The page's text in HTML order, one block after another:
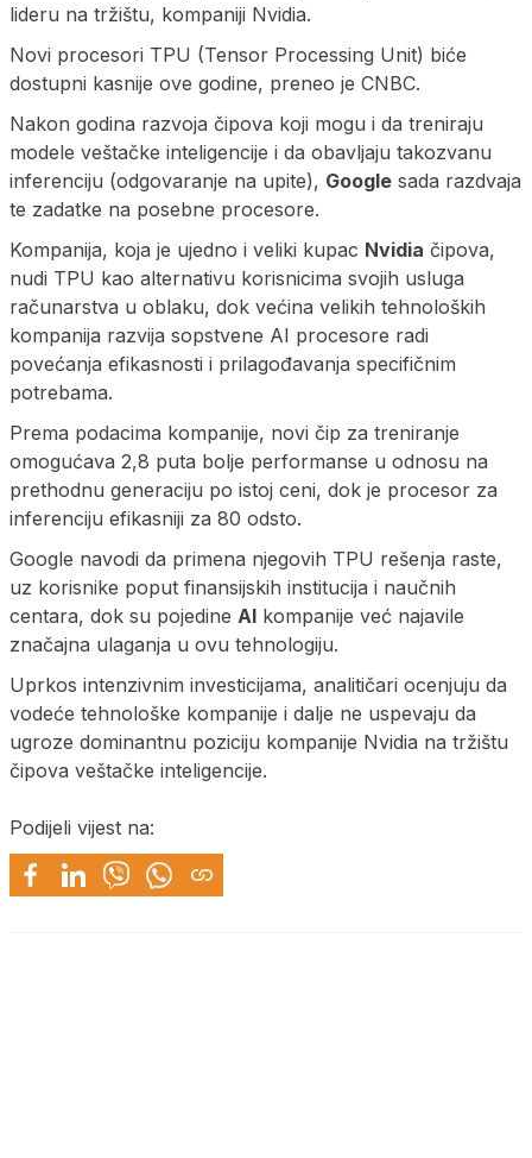
lideru na tržištu, kompaniji Nvidia.
Novi procesori TPU (Tensor Processing Unit) biće
dostupni kasnije ove godine, preneo je CNBC.
Nakon godina razvoja čipova koji mogu i da treniraju
modele veštačke inteligencije i da obavljaju takozvanu
inferenciju (odgovaranje na upite), Google sada razdvaja
te zadatke na posebne procesore.
Kompanija, koja je ujedno i veliki kupac Nvidia čipova,
nudi TPU kao alternativu korisnicima svojih usluga
računarstva u oblaku, dok većina velikih tehnoloških
kompanija razvija sopstvene AI procesore radi
povećanja efikasnosti i prilagođavanja specifičnim
potrebama.
Prema podacima kompanije, novi čip za treniranje
omogućava 2,8 puta bolje performanse u odnosu na
prethodnu generaciju po istoj ceni, dok je procesor za
inferenciju efikasniji za 80 odsto.
Google navodi da primena njegovih TPU rešenja raste,
uz korisnike poput finansijskih institucija i naučnih
centara, dok su pojedine AI kompanije već najavile
značajna ulaganja u ovu tehnologiju.
Uprkos intenzivnim investicijama, analitičari ocenjuju da
vodeće tehnološke kompanije i dalje ne uspevaju da
ugroze dominantnu poziciju kompanije Nvidia na tržištu
čipova veštačke inteligencije.
Podijeli vijest na: